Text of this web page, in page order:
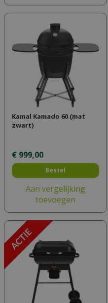
Kamal Kamado 60 (mat
zwart)
€ 999,00
Bestel
Aan vergelijking
toevoegen